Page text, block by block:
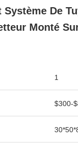
Système De
Monté
1
$300-